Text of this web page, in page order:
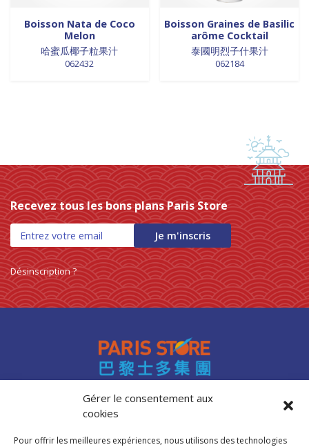
Gérer le consentement aux
cookies
Pour offrir les meilleures expériences, nous utilisons des technologies
Boisson Nata de Coco
Melon
哈蜜瓜椰子粒果汁
062432
Boisson Graines de Basilic
arôme Cocktail
泰國明烈子什果汁
062184
Recevez tous les bons plans Paris Store
Je m'inscris
Désinscription ?
Accès professionnels